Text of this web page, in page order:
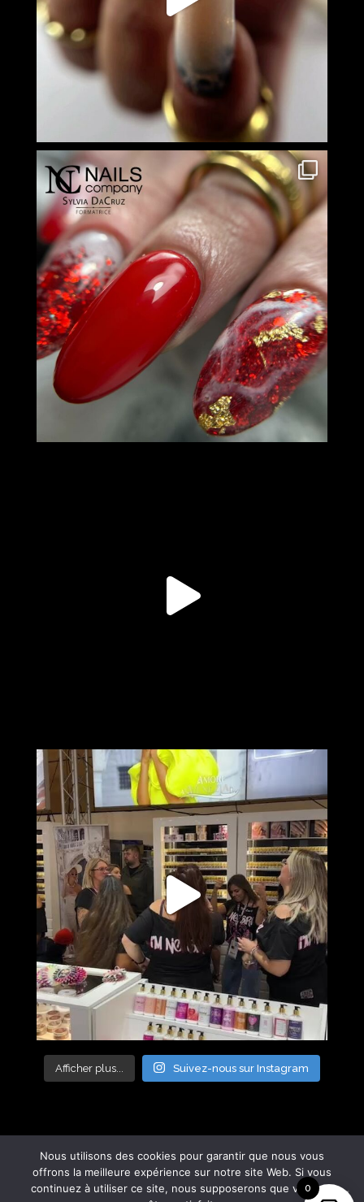
Afficher plus... Suivez-nous sur Instagram
0
Nous utilisons des cookies pour garantir que nous vous
offrons la meilleure expérience sur notre site Web. Si vous
continuez à utiliser ce site, nous supposerons que vous en